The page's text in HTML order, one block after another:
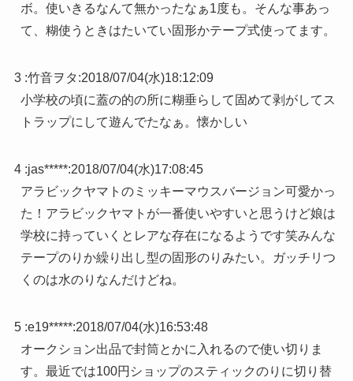
ボ。使いきるなんて無かったなぁ1度も。そんな事あっ
て、糊使うときはたいてい固形かテープ式使ってます。
3 :竹音ヲタ:2018/07/04(水)18:12:09
小学校の頃に蓋の的の所に糊垂らして固めて剥がしてス
トラップにして遊んでたなぁ。懐かしい
4 :jas*****:2018/07/04(水)17:08:45
アラビックヤマトのミッキーマウスバージョン可愛かっ
た！アラビックヤマトが一番使いやすいと思うけど娘は
学校に持っていくとレアな存在になるようです笑みんな
テープのりか繰り出し型の固形のりみたい。ガッチリつ
くのは水のりなんだけどね。
5 :e19*****:2018/07/04(水)16:53:48
オークション出品で封筒とかに入れるので使い切りま
す。最近では100円ショップのスティックのりに切り替